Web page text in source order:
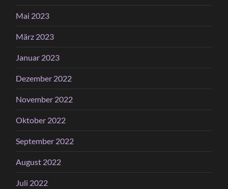
Mai 2023
März 2023
Januar 2023
Dezember 2022
November 2022
Oktober 2022
September 2022
August 2022
Juli 2022